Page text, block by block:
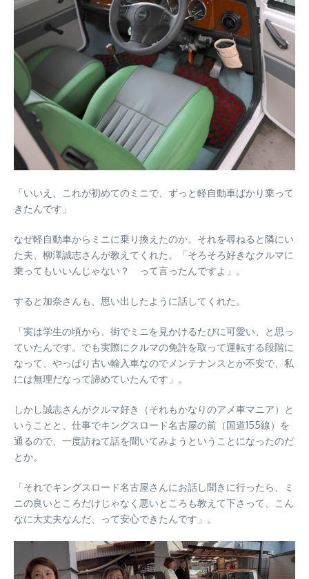
「いいえ、これが初めてのミニで、ずっと軽自動車ばかり乗って
きたんです」
なぜ軽自動車からミニに乗り換えたのか。それを尋ねると隣にい
た夫、柳澤誠志さんが教えてくれた。「そろそろ好きなクルマに
乗ってもいいんじゃない？ って言ったんですよ」。
すると加奈さんも、思い出したように話してくれた。
「実は学生の頃から、街でミニを見かけるたびに可愛い、と思っ
ていたんです。でも実際にクルマの免許を取って運転する段階に
なって、やっぱり古い輸入車なのでメンテナンスとか不安で、私
には無理だなって諦めていたんです」。
しかし誠志さんがクルマ好き（それもかなりのアメ車マニア）と
いうことと、仕事でキングスロード名古屋の前（国道155線）を
通るので、一度訪ねて話を聞いてみようということになったのだ
とか。
「それでキングスロード名古屋さんにお話し聞きに行ったら、ミ
ニの良いところだけじゃなく悪いところも教えて下さって、こん
なに大丈夫なんだ、って安心できたんです」。